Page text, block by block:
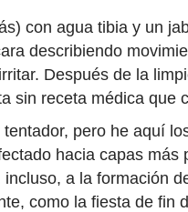
con agua tibia y un
describiendo
Después de la
sin receta médica que
pero he aquí
hacia capas
a la formación
como la fiesta de fin